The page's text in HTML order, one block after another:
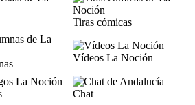
Tiras cómicas
Vídeos La Noción
Chat